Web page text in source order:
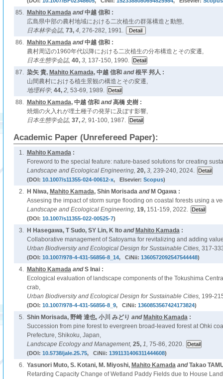
85. Mahito Kamadaand中越 信和 :
広島県中部の農村地域における二次植生の群落構造と動態,
日本林学会誌, 73, 4, 276-282, 1991.
86.
Mahito Kamadaand中越 信和 :
農村周辺の1960年代以降における二次植生の分布構造とその変遷,
日本生態学会誌, 40, 3, 137-150, 1990.
87. 染矢 貴, Mahito Kamada, 中越 信和 and根平 邦人 :
山間農村における植生景観の構造とその変遷,
地理科学, 44, 2, 53-69, 1989.
88.
Mahito Kamada, 中越 信和 and高橋 史樹 :
焼畑の火入れが埋土種子の発芽に及ぼす影響,
日本生態学会誌, 37, 2, 91-100, 1987.
Academic Paper (Unrefereed Paper):
1. Mahito Kamada:
Foreword to the special feature: nature-based solutions for creating
Landscape and Ecological Engineering, 20, 3, 239-240, 2024.
(DOI: 10.1007/s11355-024-00612-x, Elsevier: Scopus)
2. H Niwa, Mahito Kamada, Shin Morisadaand M Ogawa :
Assesing the impact of storm surge flooding on coastal forests using a
Landscape and Ecological Engineering, 19, 151-159, 2022.
(DOI: 10.1007/s11355-022-00525-7)
3. H Hasegawa, T Sudo, SY Lin, K Itoand Mahito Kamada:
Collaborative management of Satoyama for revitalizing and adding
Urban Biodiversity and Ecological Design for Sustainable Cities, 317-
(DOI: 10.1007/978-4-431-56856-8_14, CiNii: 1360572092547544448)
4. Mahito KamadaandS Inai :
Ecological evaluation of landscape components of the Tokushima
crab,
Urban Biodiversity and Ecological Design for Sustainable Cities, 199-
(DOI: 10.1007/978-4-431-56856-8_9, CiNii: 1360853567424173824)
5. Shin Morisada, 野崎 達也, 小川 みどり and Mahito Kamada:
Succession from pine forest to evergreen broad-leaved forest at Ohki
Prefecture, Shikoku, Japan,
Landscape Ecology and Management, 25, 1, 75-86, 2020.
(DOI: 10.5738/jale.25.75, CiNii: 1391131406311444608)
6. Yasunori Muto, S. Kotani, M. Miyoshi, Mahito KamadaandTakao
Retarding Capacity Change of Wetland Paddy Fields due to House